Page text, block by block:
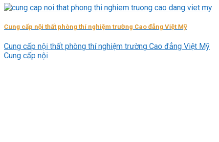
Cung cấp nội thất phòng thí nghiệm trường Cao đẳng Việt Mỹ
Cung cấp nội thất phòng thí nghiệm trường Cao đẳng Việt Mỹ
Cung cấp nội